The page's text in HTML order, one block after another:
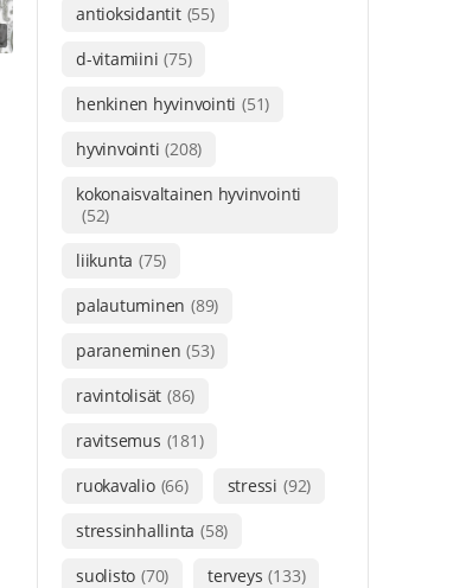
antioksidantit (55)
d-vitamiini (75)
henkinen hyvinvointi (51)
hyvinvointi (208)
kokonaisvaltainen hyvinvointi
(52)
liikunta (75)
palautuminen (89)
paraneminen (53)
ravintolisät (86)
ravitsemus (181)
ruokavalio (66) stressi (92)
stressinhallinta (58)
suolisto (70) terveys (133)